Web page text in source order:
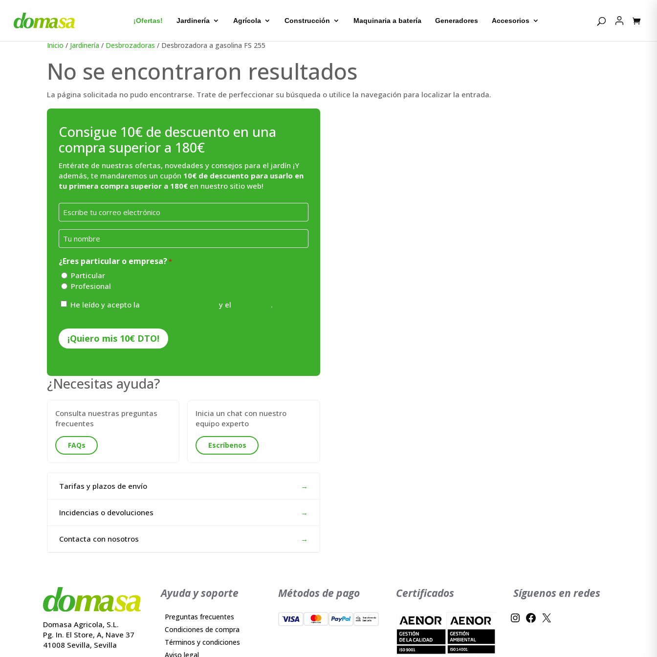
¡Ofertas! Jardinería Agrícola Construcción Maquinaria a batería Generadores Accesorios
Inicio / Jardinería / Desbrozadoras / Desbrozadora a gasolina FS 255
No se encontraron resultados
La página solicitada no pudo encontrarse. Trate de perfeccionar su búsqueda o utilice la navegación para localizar la entrada.
Consigue 10€ de descuento en una
compra superior a 180€
Entérate de nuestras ofertas, novedades y consejos para el jardín ¡Y
además, te mandaremos un cupón 10€ de descuento para usarlo en
tu primera compra superior a 180€ en nuestro sitio web!
Email
*
Nombre
*
¿Eres particular o empresa?*
Particular
Profesional
Consentimiento
He leído y acepto la y el .
¿Necesitas ayuda?
Consulta nuestras preguntas
frecuentes
FAQs
Inicia un chat con nuestro
equipo experto
Escríbenos
Tarifas y plazos de envío →
Incidencias o devoluciones →
Contacta con nosotros →
Domasa Agricola, S.L.
Pg. In. El Store, A, Nave 37
41008 Sevilla, Sevilla
Ayuda y soporte
Preguntas frecuentes
Condiciones de compra
Términos y condiciones
Aviso legal
Métodos de pago Certificados Síguenos en redes
Instagram
Facebook
X